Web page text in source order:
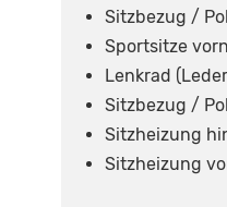
Sitzbezug /
Sportsitze vorn
Lenkrad
Sitzbezug /
Sitzheizung
Sitzheizung